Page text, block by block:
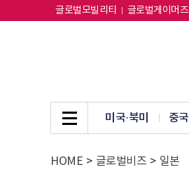
글로벌모빌리티 글로벌게이머즈
미국·북미 중국
HOME > 글로벌비즈 > 일본